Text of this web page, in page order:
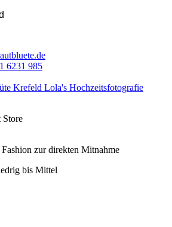
6231 985
Store
zur direkten Mitnahme
bis Mittel